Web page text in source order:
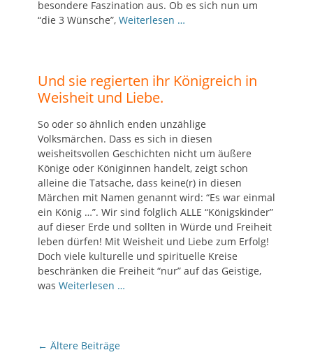
besondere Faszination aus. Ob es sich nun um
“die 3 Wünsche”, Weiterlesen …
Und sie regierten ihr Königreich in
Weisheit und Liebe.
So oder so ähnlich enden unzählige
Volksmärchen. Dass es sich in diesen
weisheitsvollen Geschichten nicht um äußere
Könige oder Königinnen handelt, zeigt schon
alleine die Tatsache, dass keine(r) in diesen
Märchen mit Namen genannt wird: “Es war einmal
ein König …”. Wir sind folglich ALLE “Königskinder”
auf dieser Erde und sollten in Würde und Freiheit
leben dürfen! Mit Weisheit und Liebe zum Erfolg!
Doch viele kulturelle und spirituelle Kreise
beschränken die Freiheit “nur” auf das Geistige,
was Weiterlesen …
Beitragsnavigation
← Ältere Beiträge